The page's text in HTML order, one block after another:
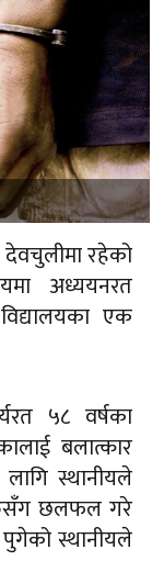
रहेको
अध्ययनरत
एक
५८ वर्षका
बलात्कार
स्थानीयले
छलफल गरे
स्थानीयले